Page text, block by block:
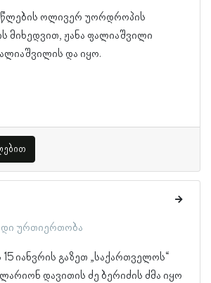
წლების ოლივერ უორდროპის
მიხედვით, ჟანა ფალიაშვილი
და იყო.
ურთიერთობა
15 იანვრის გაზეთ „საქართველოს“
დავითის ძე ბერიძის ძმა იყო